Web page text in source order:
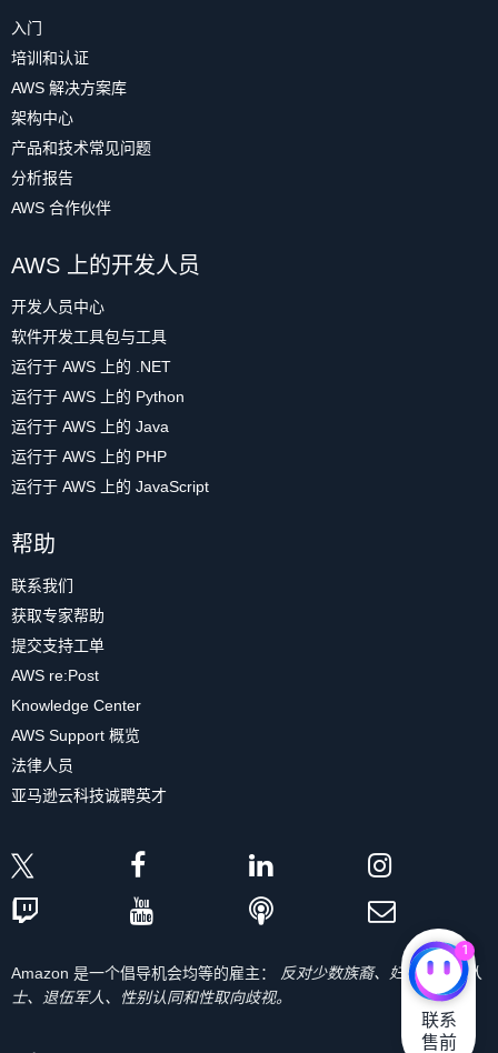
入门
培训和认证
AWS 解决方案库
架构中心
产品和技术常见问题
分析报告
AWS 合作伙伴
AWS 上的开发人员
开发人员中心
软件开发工具包与工具
运行于 AWS 上的 .NET
运行于 AWS 上的 Python
运行于 AWS 上的 Java
运行于 AWS 上的 PHP
运行于 AWS 上的 JavaScript
帮助
联系我们
获取专家帮助
提交支持工单
AWS re:Post
Knowledge Center
AWS Support 概览
法律人员
亚马逊云科技诚聘英才
Amazon 是一个倡导机会均等的雇主：
反对少数族裔、妇女、残疾人
士、退伍军人、性别认同和性取向歧视。
1
联系
售前